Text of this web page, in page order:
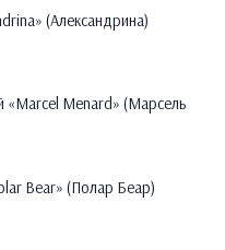
(Александрина)
Menard» (Марсель
Bear» (Полар Беар)